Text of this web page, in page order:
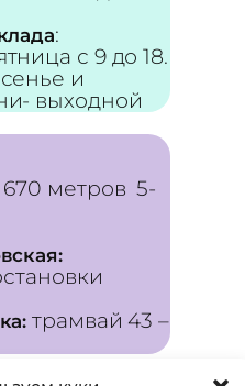
:
с 9 до 18.
и
выходной
метров 5-
трамвай 43 –